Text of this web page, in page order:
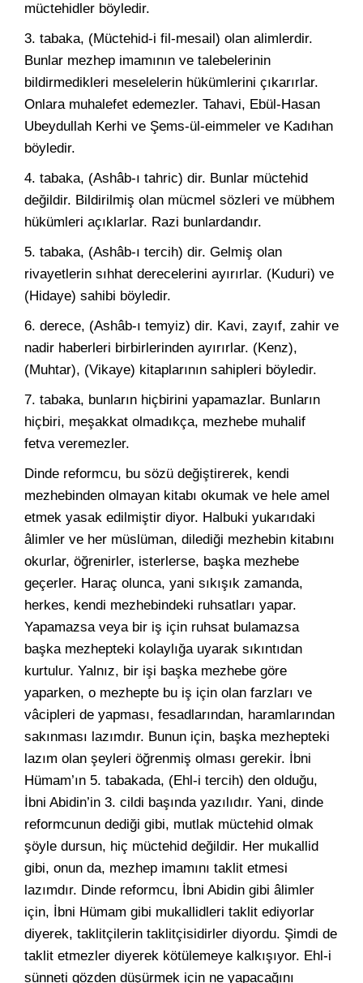
müctehidler böyledir.
3. tabaka, (Müctehid-i fil-mesail) olan alimlerdir.
Bunlar mezhep imamının ve talebelerinin
bildirmedikleri meselelerin hükümlerini çıkarırlar.
Onlara muhalefet edemezler. Tahavi, Ebül-Hasan
Ubeydullah Kerhi ve Şems-ül-eimmeler ve Kadıhan
böyledir.
4. tabaka, (Ashâb-ı tahric) dir. Bunlar müctehid
değildir. Bildirilmiş olan mücmel sözleri ve mübhem
hükümleri açıklarlar. Razi bunlardandır.
5. tabaka, (Ashâb-ı tercih) dir. Gelmiş olan
rivayetlerin sıhhat derecelerini ayırırlar. (Kuduri) ve
(Hidaye) sahibi böyledir.
6. derece, (Ashâb-ı temyiz) dir. Kavi, zayıf, zahir ve
nadir haberleri birbirlerinden ayırırlar. (Kenz),
(Muhtar), (Vikaye) kitaplarının sahipleri böyledir.
7. tabaka, bunların hiçbirini yapamazlar. Bunların
hiçbiri, meşakkat olmadıkça, mezhebe muhalif
fetva veremezler.
Dinde reformcu, bu sözü değiştirerek, kendi
mezhebinden olmayan kitabı okumak ve hele amel
etmek yasak edilmiştir diyor. Halbuki yukarıdaki
âlimler ve her müslüman, dilediği mezhebin kitabını
okurlar, öğrenirler, isterlerse, başka mezhebe
geçerler. Haraç olunca, yani sıkışık zamanda,
herkes, kendi mezhebindeki ruhsatları yapar.
Yapamazsa veya bir iş için ruhsat bulamazsa
başka mezhepteki kolaylığa uyarak sıkıntıdan
kurtulur. Yalnız, bir işi başka mezhebe göre
yaparken, o mezhepte bu iş için olan farzları ve
vâcipleri de yapması, fesadlarından, haramlarından
sakınması lazımdır. Bunun için, başka mezhepteki
lazım olan şeyleri öğrenmiş olması gerekir. İbni
Hümam’ın 5. tabakada, (Ehl-i tercih) den olduğu,
İbni Abidin’in 3. cildi başında yazılıdır. Yani, dinde
reformcunun dediği gibi, mutlak müctehid olmak
şöyle dursun, hiç müctehid değildir. Her mukallid
gibi, onun da, mezhep imamını taklit etmesi
lazımdır. Dinde reformcu, İbni Abidin gibi âlimler
için, İbni Hümam gibi mukallidleri taklit ediyorlar
diyerek, taklitçilerin taklitçisidirler diyordu. Şimdi de
taklit etmezler diyerek kötülemeye kalkışıyor. Ehl-i
sünneti gözden düşürmek için ne yapacağını